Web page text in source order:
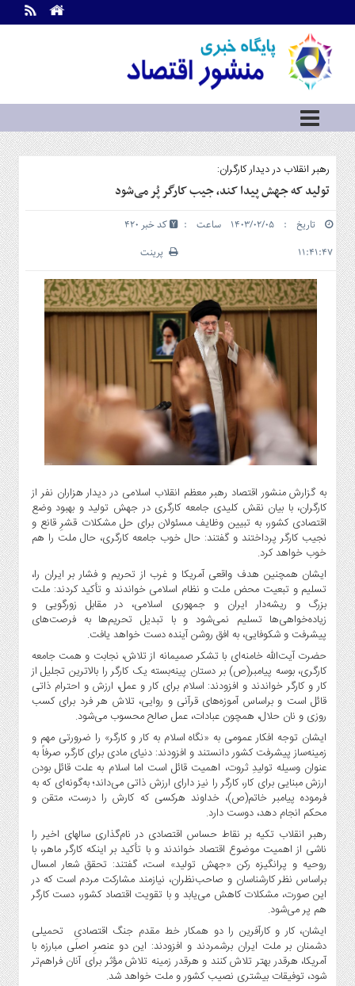
اطلاعات
تماس
ما
درباره
ما
سرویس
ها
خانه
سرمایه
و
بورس
مسکن
و
شهری
گاز
و
پتروشیمی
صنعت
و
خودرو
آپ
و
فن
آوری
بانک
،
بیمه
و
ارز
دیجیتال
کشاورزی
و
صنایع
غذایی
سیاسی
و
بین
الملل
نگاه
روز
گوناگون
رهبر انقلاب در دیدار کارگران:
تولید که جهش پیدا کند، جیب کارگر پُر می‌شود
تاریخ : ۱۴۰۳/۰۲/۰۵ ساعت :
۱۱:۴۱:۴۷
کد خبر 420
پرینت
به گزارش منشور اقتصاد رهبر معظم انقلاب اسلامی در دیدار هزاران نفر از
کارگران، با بیان نقش کلیدی جامعه کارگری در جهش تولید و بهبود وضع
اقتصادی کشور، به تبیین وظایف مسئولان برای حل مشکلات قشرِ قانع و
نجیب کارگر پرداختند و گفتند: حال خوب جامعه کارگری، حال ملت را هم
خوب خواهد کرد.
ایشان همچنین هدف واقعی آمریکا و غرب از تحریم و فشار بر ایران را،
تسلیم و تبعیت محض ملت و نظام اسلامی خواندند و تأکید کردند: ملت
بزرگ و ریشه‌دار ایران و جمهوری اسلامی، در مقابل زورگویی و
زیاده‌خواهی‌ها تسلیم نمی‌شود و با تبدیل تحریم‌ها به فرصت‌های
پیشرفت و شکوفایی، به افق روشن آینده دست خواهد یافت.
حضرت آیت‌الله خامنه‌ای با تشکر صمیمانه از تلاش، نجابت و همت جامعه
کارگری، بوسه پیامبر(ص) بر دستان پینه‌بسته یک کارگر را بالاترین تجلیل از
کار و کارگر خواندند و افزودند: اسلام برای کار و عمل، ارزش و احترام ذاتی
قائل است و براساس آموزه‌های قرآنی و روایی، تلاش هر فرد برای کسب
روزی و نان حلال، همچون عبادات، عمل صالح محسوب می‌شود.
ایشان توجه افکار عمومی به «نگاه اسلام به کار و کارگر» را ضرورتی مهم و
زمینه‌ساز پیشرفت کشور دانستند و افزودند: دنیای مادی برای کارگر، صرفاً به
عنوان وسیله تولیدِ ثروت، اهمیت قائل است اما اسلام به علت قائل بودن
ارزش مبنایی برای کار، کارگر را نیز دارای ارزش ذاتی می‌داند؛ به‌گونه‌ای که به
فرموده پیامبر خاتم(ص)، خداوند هرکسی که کارش را درست، متقن و
محکم انجام دهد، دوست دارد.
رهبر انقلاب تکیه بر نقاط حساس اقتصادی در نام‌گذاری سالهای اخیر را
ناشی از اهمیت موضوع اقتصاد خواندند و با تأکید بر اینکه کارگر ماهر، با
روحیه و پرانگیزه رکن «جهش تولید» است، گفتند: تحقق شعار امسال
براساس نظر کارشناسان و صاحب‌نظران، نیازمند مشارکت مردم است که در
این صورت، مشکلات کاهش می‌یابد و با تقویت اقتصاد کشور، دست کارگر
هم پر می‌شود.
ایشان، کار و کارآفرین را دو همکار خط مقدم جنگ اقتصادیِ تحمیلی
دشمنان بر ملت ایران برشمردند و افزودند: این دو عنصرِ اصلی مبارزه با
آمریکا، هرقدر بهتر تلاش کنند و هرقدر زمینه تلاش مؤثر برای آنان فراهم‌تر
شود، توفیقات بیشتری نصیب کشور و ملت خواهد شد.